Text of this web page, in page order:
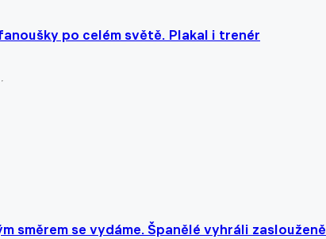
po celém světě. Plakal i trenér
směrem se vydáme. Španělé vyhráli zaslouženě